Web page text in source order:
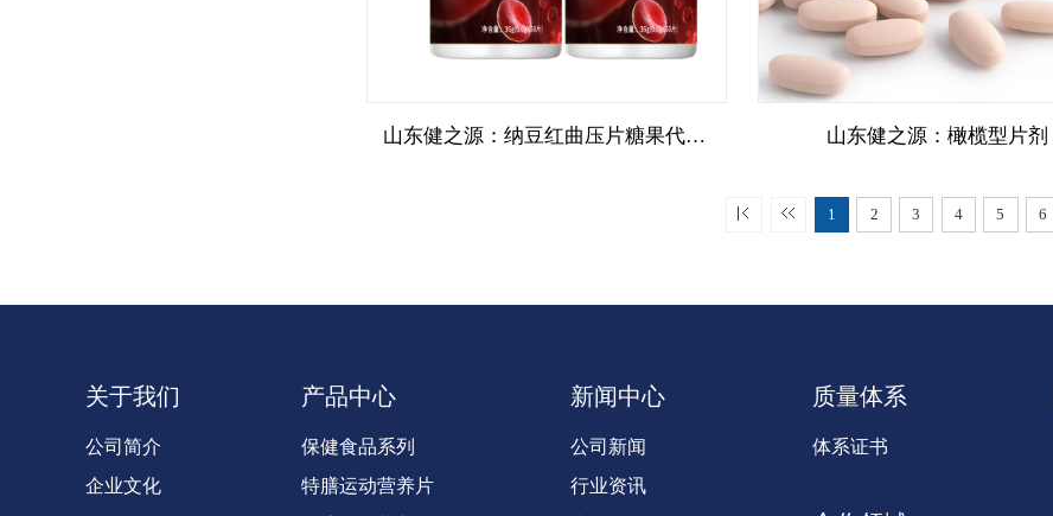
山东健之源：纳豆红曲压片糖果代加工 山东健之源：橄榄型片剂
1 2 3 4 5 6
关于我们
公司简介
企业文化
产品中心
保健食品系列
特膳运动营养片
新闻中心
公司新闻
行业资讯
质量体系
体系证书